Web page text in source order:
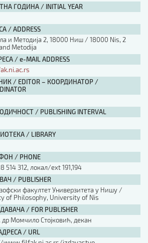
ГОДИНА / INITIAL YEAR
/ ADDRESS
и Методија 2, 18000 Ниш / 18000 Nis, 2
Metodija
/ e-MAIL ADDRESS
/ EDITOR – КООРДИНАТОР /
/ PUBLISHING INTERVAL
/ LIBRARY
/ PHONE
514 312, локал/ext 191,194
/ PUBLISHER
факултет Универзитета у Нишу /
of Philosophy, University of Nis
/ FOR PUBLISHER
Момчило Стојковић, декан
/ URL